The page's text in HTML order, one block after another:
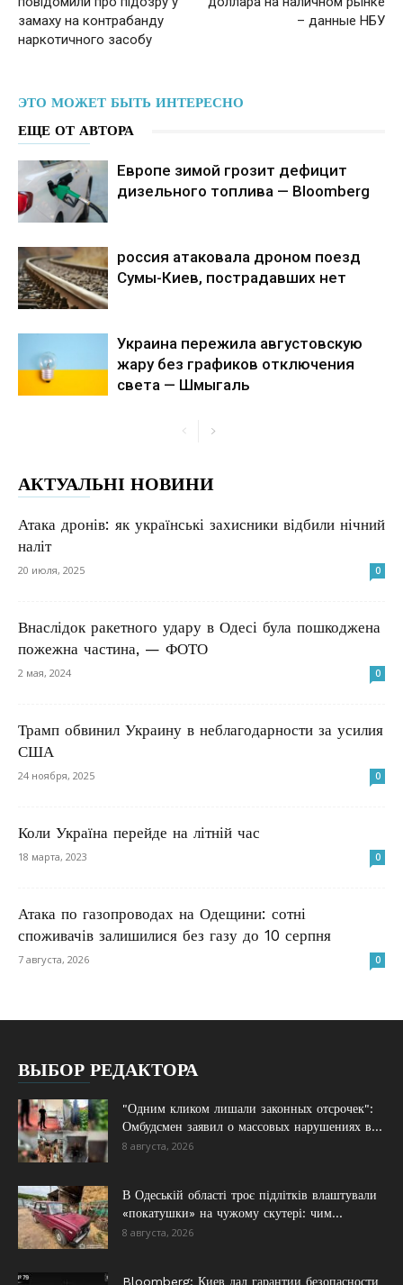
замаху на контрабанду
наркотичного засобу
– данные НБУ
ЭТО МОЖЕТ БЫТЬ ИНТЕРЕСНО
ЕЩЕ ОТ АВТОРА
Европе зимой грозит дефицит
дизельного топлива — Bloomberg
россия атаковала дроном поезд
Сумы-Киев, пострадавших нет
Украина пережила августовскую
жару без графиков отключения
света — Шмыгаль
АКТУАЛЬНІ НОВИНИ
Атака дронів: як українські захисники відбили нічний
наліт
20 июля, 2025 0
Внаслідок ракетного удару в Одесі була пошкоджена
пожежна частина, — ФОТО
2 мая, 2024 0
Трамп обвинил Украину в неблагодарности за усилия
США
24 ноября, 2025 0
Коли Україна перейде на літній час
18 марта, 2023 0
Атака по газопроводах на Одещини: сотні
споживачів залишилися без газу до 10 серпня
7 августа, 2026 0
ВЫБОР РЕДАКТОРА
"Одним кликом лишали законных отсрочек":
Омбудсмен заявил о массовых нарушениях в...
8 августа, 2026
В Одеській області троє підлітків влаштували
«покатушки» на чужому скутері: чим...
8 августа, 2026
Bloomberg: Киев дал гарантии безопасности